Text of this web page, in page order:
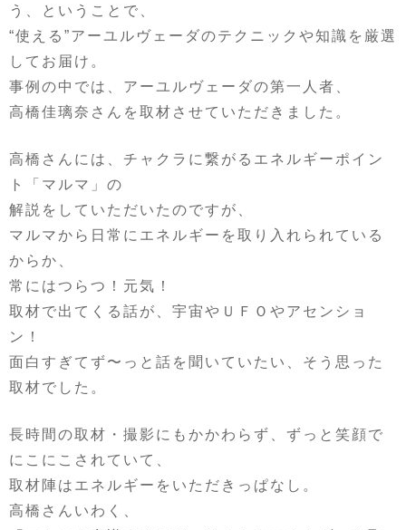
う、ということで、
“使える”アーユルヴェーダのテクニックや知識を厳選
してお届け。
事例の中では、アーユルヴェーダの第一人者、
高橋佳璃奈さんを取材させていただきました。
高橋さんには、チャクラに繋がるエネルギーポイン
ト「マルマ」の
解説をしていただいたのですが、
マルマから日常にエネルギーを取り入れられている
からか、
常にはつらつ！元気！
取材で出てくる話が、宇宙やＵＦＯやアセンショ
ン！
面白すぎてず〜っと話を聞いていたい、そう思った
取材でした。
長時間の取材・撮影にもかかわらず、ずっと笑顔で
にこにこされていて、
取材陣はエネルギーをいただきっぱなし。
高橋さんいわく、